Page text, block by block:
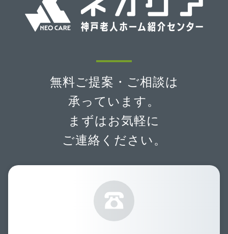
無料ご提案・ご相談は
承っています。
まずはお気軽に
ご連絡ください。